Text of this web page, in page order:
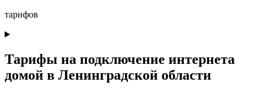
тарифов
Тарифы на подключение интернета
домой в Ленинградской области